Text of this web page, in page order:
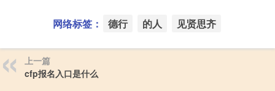
网络标签： 德行 的人 见贤思齐
上一篇
cfp报名入口是什么